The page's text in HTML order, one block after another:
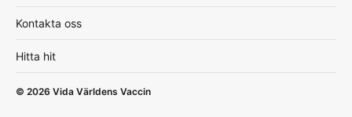
Kontakta oss
Hitta hit
© 2026 Vida Världens Vaccin